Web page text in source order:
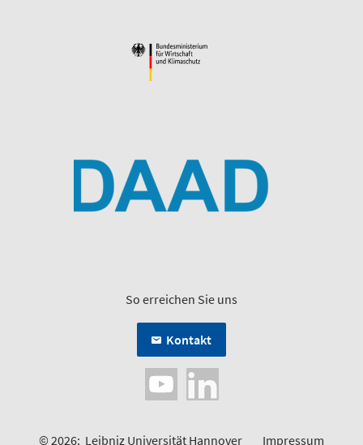
So erreichen Sie uns
Kontakt
© 2026: Leibniz Universität Hannover Impressum